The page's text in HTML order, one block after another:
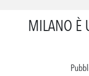
MILANO È